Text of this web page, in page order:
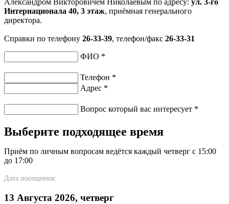
Александром Викторовичем Николаевым по адресу: ул. 3-го
Интернационала 40, 3 этаж, приёмная генерального
директора.
Справки по телефону 26-33-39, телефон/факс 26-33-31
ФИО *
Телефон *
Адрес *
Вопрос который вас интересует *
Выберите подходящее время
Приём по личным вопросам ведётся каждый четверг с 15:00
до 17:00
Дата посещения:
13 Августа 2026, четверг